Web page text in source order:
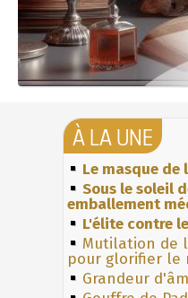
À LA UNE
Le masque de
Sous le soleil
emballement
L'élite contre
Mutilation de
pour glorifier le
Grandeur